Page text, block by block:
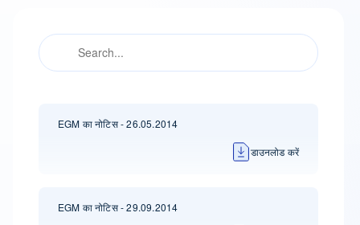
EGM का नोटिस - 26.05.2014
डाउनलोड करें
EGM का नोटिस - 29.09.2014